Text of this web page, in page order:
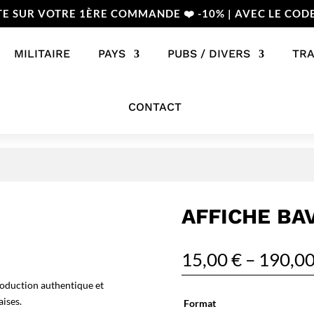
SUR VOTRE 1ÈRE COMMANDE ❤️ -10% | AVEC LE
MILITAIRE PAYS PUBS / DIVERS
CONTACT
authentique et
AFFICHE
15,00€ –
Format